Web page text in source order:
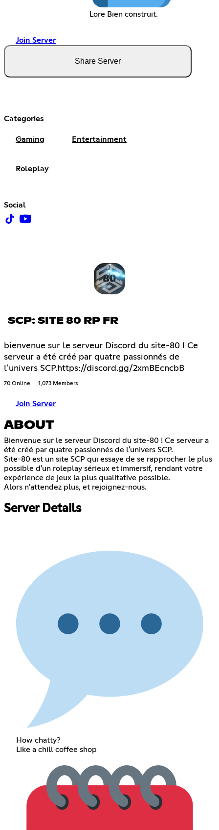
Lore Bien construit.
Join Server
Share Server
Categories
Gaming Entertainment
Roleplay
Social
SCP: SITE 80 RP FR
bienvenue sur le serveur Discord du site-80 ! Ce
serveur a été créé par quatre passionnés de
l'univers SCP.https://discord.gg/2xmBEcncbB
70 Online 1,073 Members
Join Server
ABOUT
Bienvenue sur le serveur Discord du site-80 ! Ce serveur a
été créé par quatre passionnés de l'univers SCP.
Site-80 est un site SCP qui essaye de se rapprocher le plus
possible d'un roleplay sérieux et immersif, rendant votre
expérience de jeux la plus qualitative possible.
Alors n'attendez plus, et rejoignez-nous.
Server Details
How chatty?
Like a chill coffee shop